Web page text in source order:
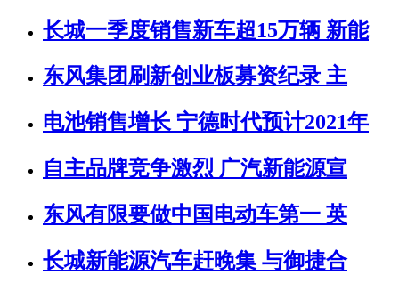
长城一季度销售新车超15万辆 新能
东风集团刷新创业板募资纪录 主
电池销售增长 宁德时代预计2021年
自主品牌竞争激烈 广汽新能源宣
东风有限要做中国电动车第一 英
长城新能源汽车赶晚集 与御捷合